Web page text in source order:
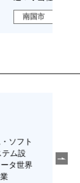
測定機器
当社製品
ーカーで
験◆
た開